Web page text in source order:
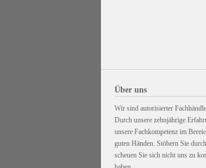
Über uns
Wir sind autorisierter
Durch unsere zehnjährige
unsere Fachkompetenz im
guten Händen. Stöbern Sie
scheuen Sie sich nicht uns zu